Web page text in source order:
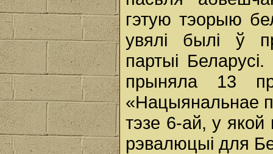
гэтую тэорыю
увялі былі ў
партыі
прыняла 13
«Нацыянальнае
тэзе 6-ай, у якой
рэвалюцыі для